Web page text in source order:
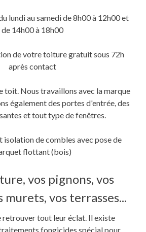
fenêtre)
lundi au samedi de 8h00 à 12h00 et
de 14h00 à 18h00
de votre toiture gratuit sous 72h
après contact
toit. Nous travaillons avec la marque
également des portes d'entrée, des
et tout type de fenêtres.
isolation de combles avec pose de
flottant (bois)
vos pignons, vos
murets, vos terrasses...
retrouver tout leur éclat. Il existe
fongicides spécial pour